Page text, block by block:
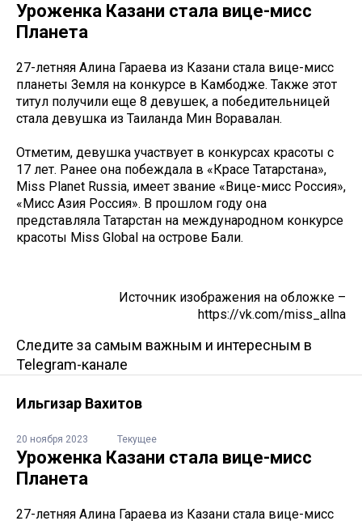
Уроженка Казани стала вице-мисс
Планета
27-летняя Алина Гараева из Казани стала вице-мисс
планеты Земля на конкурсе в Камбодже. Также этот
титул получили еще 8 девушек, а победительницей
стала девушка из Таиланда Мин Воравалан.
Отметим, девушка участвует в конкурсах красоты с
17 лет. Ранее она побеждала в «Красе Татарстана»,
Miss Planet Russia, имеет звание «Вице-мисс Россия»,
«Мисс Азия Россия». В прошлом году она
представляла Татарстан на международном конкурсе
красоты Miss Global на острове Бали.
Источник изображения на обложке –
https://vk.com/miss_allna
Следите за самым важным и интересным в
Telegram-канале
Ильгизар Вахитов
20 ноября 2023 Текущее
Уроженка Казани стала вице-мисс
Планета
27-летняя Алина Гараева из Казани стала вице-мисс